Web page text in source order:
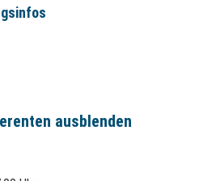
ausblenden